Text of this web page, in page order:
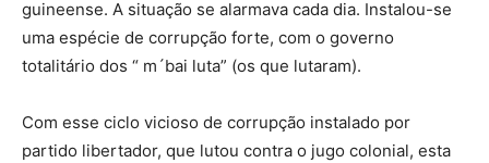
guineense. A situação se alarmava cada dia. Instalou-se
uma espécie de corrupção forte, com o governo
totalitário dos “ m´bai luta” (os que lutaram).
Com esse ciclo vicioso de corrupção instalado por
partido libertador, que lutou contra o jugo colonial, esta